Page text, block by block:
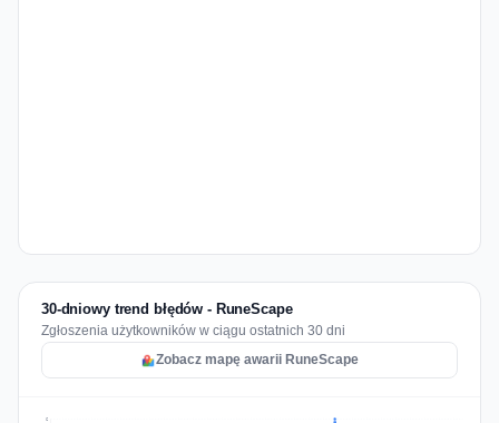
30-dniowy trend błędów - RuneScape
Zgłoszenia użytkowników w ciągu ostatnich 30 dni
Zobacz mapę awarii RuneScape
6